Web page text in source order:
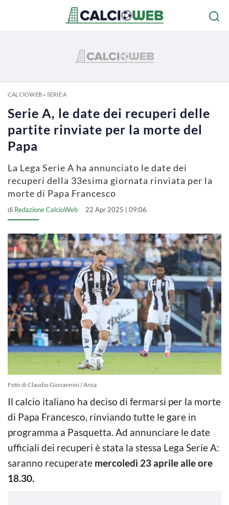
CALCIOWEB» SERIE A
Serie A, le date dei recuperi delle
partite rinviate per la morte del
Papa
La Lega Serie A ha annunciato le date dei
recuperi della 33esima giornata rinviata per la
morte di Papa Francesco
di Redazione CalcioWeb 22 Apr 2025 | 09:06
Foto di Claudio Giovannini / Ansa
Il calcio italiano ha deciso di fermarsi per la morte
di Papa Francesco, rinviando tutte le gare in
programma a Pasquetta. Ad annunciare le date
ufficiali dei recuperi è stata la stessa Lega Serie A:
saranno recuperate mercoledì 23 aprile alle ore
18.30.